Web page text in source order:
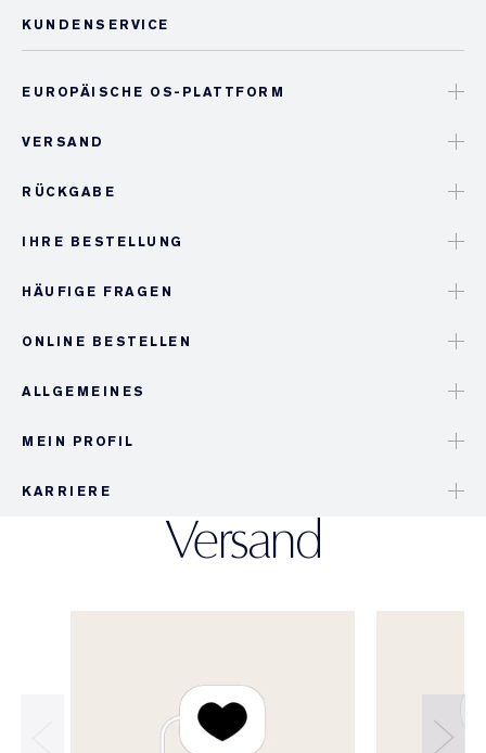
KUNDENSERVICE
EUROPÄISCHE OS-PLATTFORM
VERSAND
RÜCKGABE
IHRE BESTELLUNG
HÄUFIGE FRAGEN
ONLINE BESTELLEN
ALLGEMEINES
MEIN PROFIL
KARRIERE
Versand